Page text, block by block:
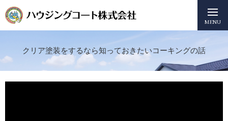
MENU
クリア塗装をするなら知っておきたいコーキングの話